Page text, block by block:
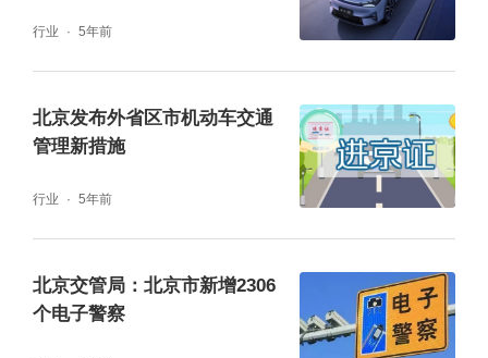
商圈方面，西单、崇文门、大悦城、合生汇、
容易出现车行缓慢的情况。去往商圈前请提前
查看实时路况，选择正规停车场停放车辆。
行业 5年前
北京发布外省区市机动车交通
管理新措施
行业 5年前
北京交管局：北京市新增2306
个电子警察